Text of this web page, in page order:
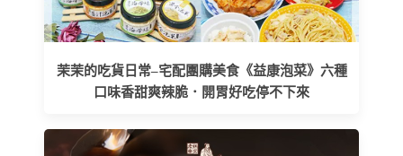
茉茉的吃貨日常–宅配團購美食《益康泡菜》六種
口味香甜爽辣脆．開胃好吃停不下來